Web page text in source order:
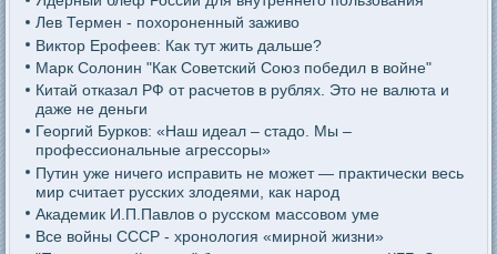
Лев Термен - похороненный заживо
Виктор Ерофеев: Как тут жить дальше?
Марк Солонин "Как Советский Союз победил в войне"
Китай отказал РФ от расчетов в рублях. Это не валюта и
даже не деньги
Георгий Бурков: «Наш идеал – стадо. Мы –
профессиональные агрессоры»
Путин уже ничего исправить не может — практически весь
мир считает русских злодеями, как народ
Академик И.П.Павлов о русском массовом уме
Все войны СССР - хронология «мирной жизни»